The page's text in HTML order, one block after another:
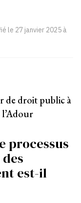
le 27 janvier 2025 à
de droit public à
l’Adour
processus
est-il